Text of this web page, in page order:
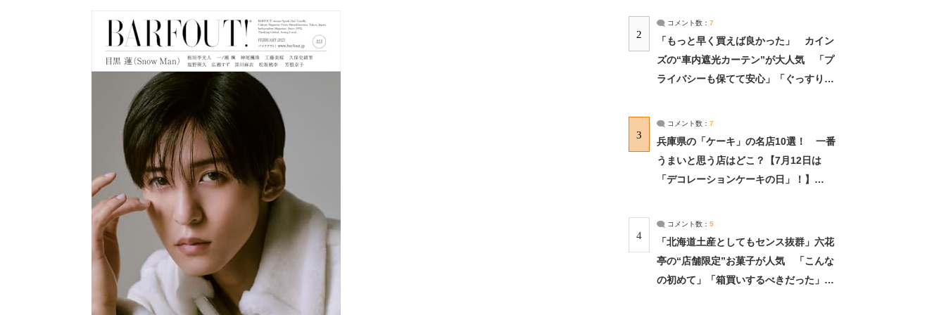
2
コメント数： 7
「もっと早く買えば良かった」 カイン
ズの“車内遮光カーテン”が大人気 「プ
ライバシーも保てて安心」「ぐっすり眠
3
コメント数： 7
兵庫県の「ケーキ」の名店10選！ 一番
うまいと思う店はどこ？【7月12日は
「デコレーションケーキの日」！】
4
コメント数： 5
「北海道土産としてもセンス抜群」六花
亭の“店舗限定”お菓子が人気 「こんな
の初めて」「箱買いするべきだった」